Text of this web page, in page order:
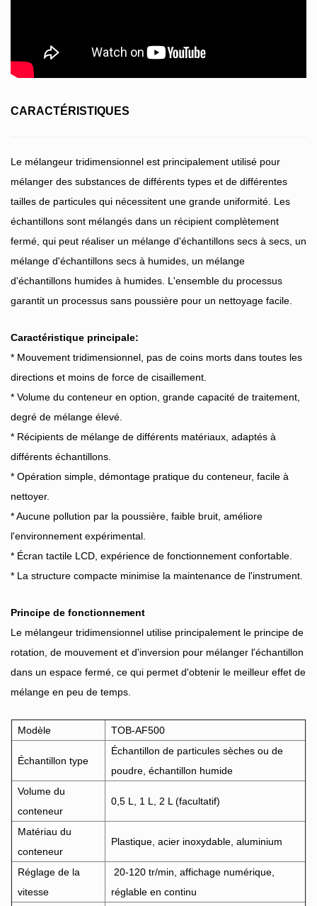
CARACTÉRISTIQUES
Le mélangeur tridimensionnel est principalement utilisé pour
mélanger des substances de différents types et de différentes
tailles de particules qui nécessitent une grande uniformité. Les
échantillons sont mélangés dans un récipient complètement
fermé, qui peut réaliser un mélange d'échantillons secs à secs, un
mélange d'échantillons secs à humides, un mélange
d'échantillons humides à humides. L'ensemble du processus
garantit un processus sans poussière pour un nettoyage facile.
Caractéristique principale:
* Mouvement tridimensionnel, pas de coins morts dans toutes les
directions et moins de force de cisaillement.
* Volume du conteneur en option, grande capacité de traitement,
degré de mélange élevé.
* Récipients de mélange de différents matériaux, adaptés à
différents échantillons.
* Opération simple, démontage pratique du conteneur, facile à
nettoyer.
* Aucune pollution par la poussière, faible bruit, améliore
l'environnement expérimental.
* Écran tactile LCD, expérience de fonctionnement confortable.
* La structure compacte minimise la maintenance de l'instrument.
Principe de fonctionnement
Le mélangeur tridimensionnel utilise principalement le principe de
rotation, de mouvement et d'inversion pour mélanger l'échantillon
dans un espace fermé, ce qui permet d'obtenir le meilleur effet de
mélange en peu de temps.
Modèle TOB-AF500
Échantillon type
Échantillon de particules sèches ou de
poudre, échantillon humide
Volume du
conteneur
0,5 L, 1 L, 2 L (facultatif)
Matériau du
conteneur
Plastique, acier inoxydable, aluminium
Réglage de la
vitesse
20-120 tr/min, affichage numérique,
réglable en continu